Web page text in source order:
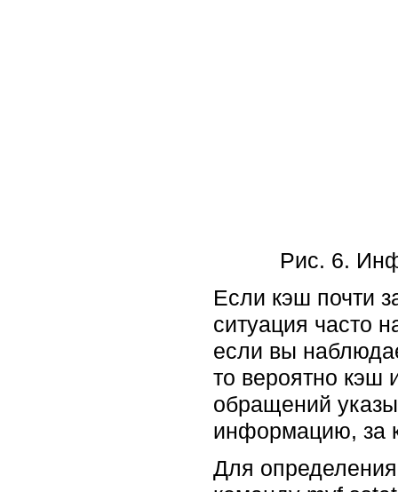
Рис. 6.
Если кэш почти
ситуация часто
если вы
то вероятно кэш
обращений
информацию, за
Для